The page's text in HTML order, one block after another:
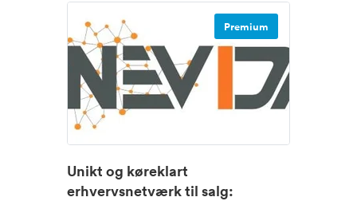
Premium
Unikt og køreklart
erhvervsnetværk til salg: